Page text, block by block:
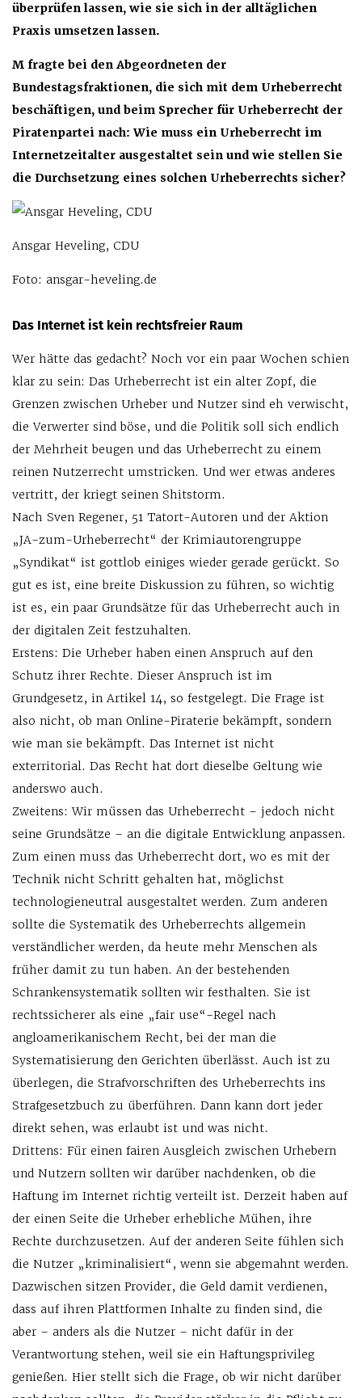
überprüfen lassen, wie sie sich in der alltäglichen
Praxis umsetzen lassen.
M fragte bei den Abgeordneten der
Bundestagsfraktionen, die sich mit dem Urheberrecht
beschäftigen, und beim Sprecher für Urheberrecht der
Piratenpartei nach: Wie muss ein Urheberrecht im
Internetzeitalter ausgestaltet sein und wie stellen Sie
die Durchsetzung eines solchen Urheberrechts sicher?
Ansgar Heveling, CDU
Foto: ansgar-heveling.de
Das Internet ist kein rechtsfreier Raum
Wer hätte das gedacht? Noch vor ein paar Wochen schien
klar zu sein: Das Urheberrecht ist ein alter Zopf, die
Grenzen zwischen Urheber und Nutzer sind eh verwischt,
die Verwerter sind böse, und die Politik soll sich endlich
der Mehrheit beugen und das Urheberrecht zu einem
reinen Nutzerrecht umstricken. Und wer etwas anderes
vertritt, der kriegt seinen Shitstorm.
Nach Sven Regener, 51 Tatort-Autoren und der Aktion
„JA-zum-Urheberrecht“ der Krimiautorengruppe
„Syndikat“ ist gottlob einiges wieder gerade gerückt. So
gut es ist, eine breite Diskussion zu führen, so wichtig
ist es, ein paar Grundsätze für das Urheberrecht auch in
der digitalen Zeit festzuhalten.
Erstens: Die Urheber haben einen Anspruch auf den
Schutz ihrer Rechte. Dieser Anspruch ist im
Grundgesetz, in Artikel 14, so festgelegt. Die Frage ist
also nicht, ob man Online-Piraterie bekämpft, sondern
wie man sie bekämpft. Das Internet ist nicht
exterritorial. Das Recht hat dort dieselbe Geltung wie
anderswo auch.
Zweitens: Wir müssen das Urheberrecht – jedoch nicht
seine Grundsätze – an die digitale Entwicklung anpassen.
Zum einen muss das Urheberrecht dort, wo es mit der
Technik nicht Schritt gehalten hat, möglichst
technologieneutral ausgestaltet werden. Zum anderen
sollte die Systematik des Urheberrechts allgemein
verständlicher werden, da heute mehr Menschen als
früher damit zu tun haben. An der bestehenden
Schrankensystematik sollten wir festhalten. Sie ist
rechtssicherer als eine „fair use“-Regel nach
angloamerikanischem Recht, bei der man die
Systematisierung den Gerichten überlässt. Auch ist zu
überlegen, die Strafvorschriften des Urheberrechts ins
Strafgesetzbuch zu überführen. Dann kann dort jeder
direkt sehen, was erlaubt ist und was nicht.
Drittens: Für einen fairen Ausgleich zwischen Urhebern
und Nutzern sollten wir darüber nachdenken, ob die
Haftung im Internet richtig verteilt ist. Derzeit haben auf
der einen Seite die Urheber erhebliche Mühen, ihre
Rechte durchzusetzen. Auf der anderen Seite fühlen sich
die Nutzer „kriminalisiert“, wenn sie abgemahnt werden.
Dazwischen sitzen Provider, die Geld damit verdienen,
dass auf ihren Plattformen Inhalte zu finden sind, die
aber – anders als die Nutzer – nicht dafür in der
Verantwortung stehen, weil sie ein Haftungsprivileg
genießen. Hier stellt sich die Frage, ob wir nicht darüber